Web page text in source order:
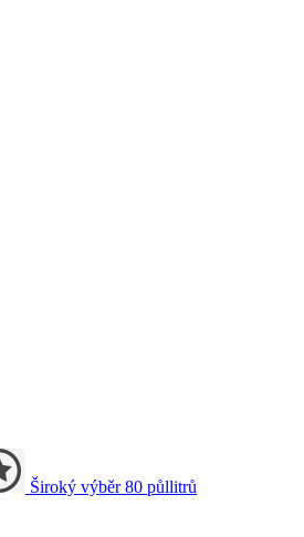
Široký výběr80 půllitrů